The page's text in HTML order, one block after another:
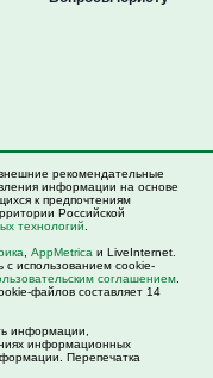
рекомендательные
информации на основе
к предпочтениям
Российской
технологий
AppMetrica и LiveInternet.
с использованием cookie-
соглашением
файлов составляет 14
информации,
информационных
Перепечатка